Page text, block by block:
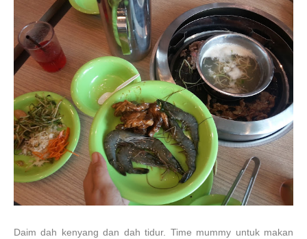
Daim dah kenyang dan dah tidur. Time mummy untuk makan